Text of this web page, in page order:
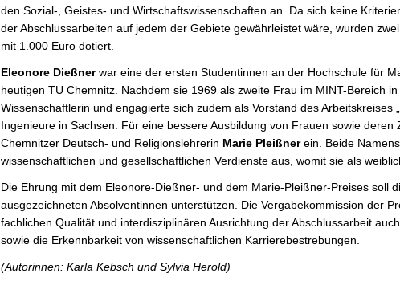
den Sozial-, Geistes- und Wirtschaftswissenschaften an. Da sich keine
der Abschlussarbeiten auf jedem der Gebiete gewährleistet wäre, wurden
mit 1.000 Euro dotiert.
Eleonore Dießnerwar eine der ersten Studentinnen an der Hochschule für
heutigen TU Chemnitz. Nachdem sie 1969 als zweite Frau im MINT-Bereich
Wissenschaftlerin und engagierte sich zudem als Vorstand des Arbeitskreises
Ingenieure in Sachsen. Für eine bessere Ausbildung von Frauen sowie
Chemnitzer Deutsch- und Religionslehrerin Marie Pleißnerein. Beide
wissenschaftlichen und gesellschaftlichen Verdienste aus, womit sie als
Die Ehrung mit dem Eleonore-Dießner- und dem Marie-Pleißner-Preises soll
ausgezeichneten Absolventinnen unterstützen. Die Vergabekommission der
fachlichen Qualität und interdisziplinären Ausrichtung der Abschlussarbeit
sowie die Erkennbarkeit von wissenschaftlichen Karrierebestrebungen.
(Autorinnen: Karla Kebsch und Sylvia Herold)